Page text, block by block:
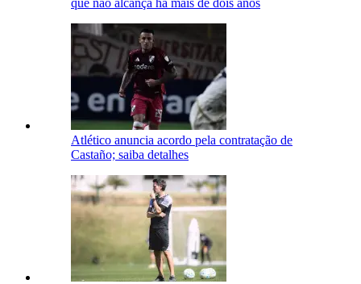
que não alcança há mais de dois anos
Atlético anuncia acordo pela contratação de
Castaño; saiba detalhes